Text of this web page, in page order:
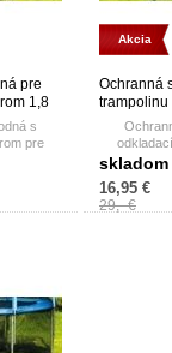
pre
1,8
s
pre
s
Akcia
Ochranná
trampolinu
topánky.
skladom
16,95 €
29,- €